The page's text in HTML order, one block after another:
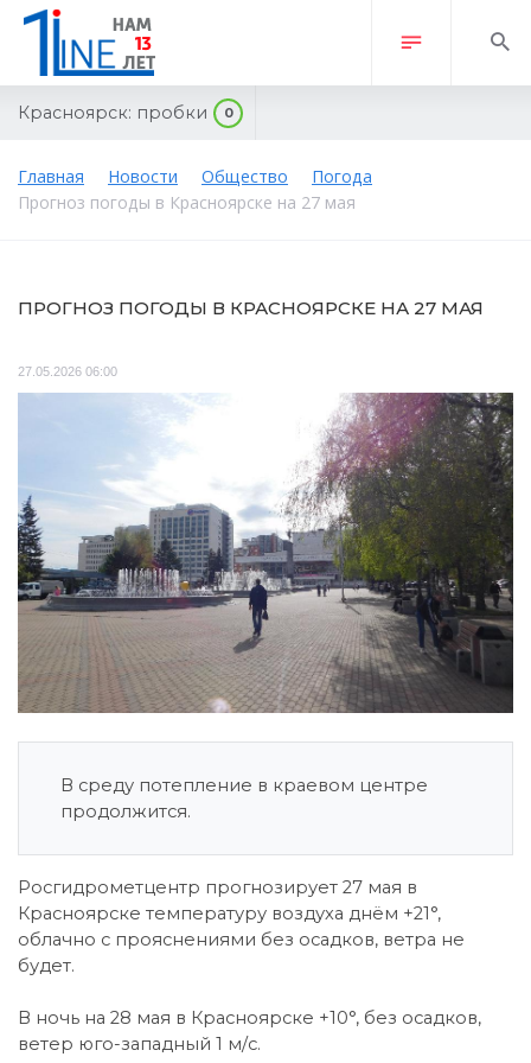
Красноярск: пробки 0
Главная Новости Общество
Погода
Прогноз погоды в Красноярске на 27 мая
ПРОГНОЗ ПОГОДЫ В КРАСНОЯРСКЕ НА 27 МАЯ
27.05.2026 06:00
В среду потепление в краевом центре
продолжится.
Росгидрометцентр прогнозирует 27 мая в
Красноярске температуру воздуха днём +21°,
облачно с прояснениями без осадков, ветра не
будет.
В ночь на 28 мая в Красноярске +10°, без осадков,
ветер юго-западный 1 м/с.